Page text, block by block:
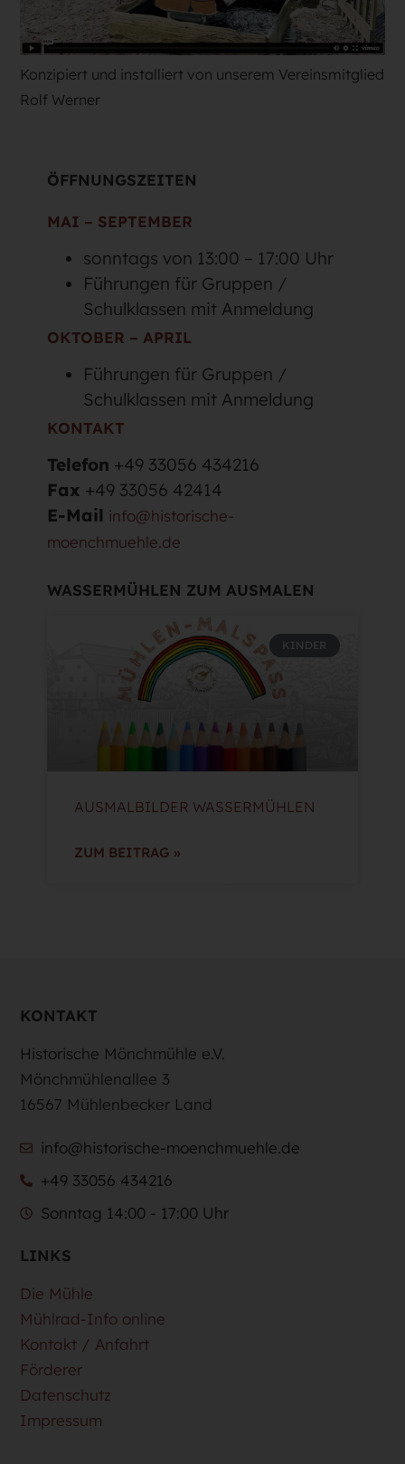
Konzipiert und installiert von unserem Vereinsmitglied
Rolf Werner
ÖFFNUNGSZEITEN
MAI – SEPTEMBER
sonntags von 13:00 – 17:00 Uhr
Führungen für Gruppen /
Schulklassen mit Anmeldung
OKTOBER – APRIL
Führungen für Gruppen /
Schulklassen mit Anmeldung
KONTAKT
Telefon +49 33056 434216
Fax +49 33056 42414
E-Mail info@historische-
moenchmuehle.de
WASSERMÜHLEN ZUM AUSMALEN
KINDER
AUSMALBILDER WASSERMÜHLEN
ZUM BEITRAG »
LINKS
Die Mühle
Mühlrad-Info online
Kontakt / Anfahrt
Förderer
Datenschutz
Impressum
KONTAKT
Historische Mönchmühle e.V.
Mönchmühlenallee 3
16567 Mühlenbecker Land
info@historische-moenchmuehle.de
+49 33056 434216
Sonntag 14:00 - 17:00 Uhr